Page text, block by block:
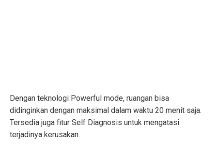
Dengan teknologi Powerful mode, ruangan bisa
didinginkan dengan maksimal dalam waktu 20 menit saja.
Tersedia juga fitur Self Diagnosis untuk mengatasi
terjadinya kerusakan.